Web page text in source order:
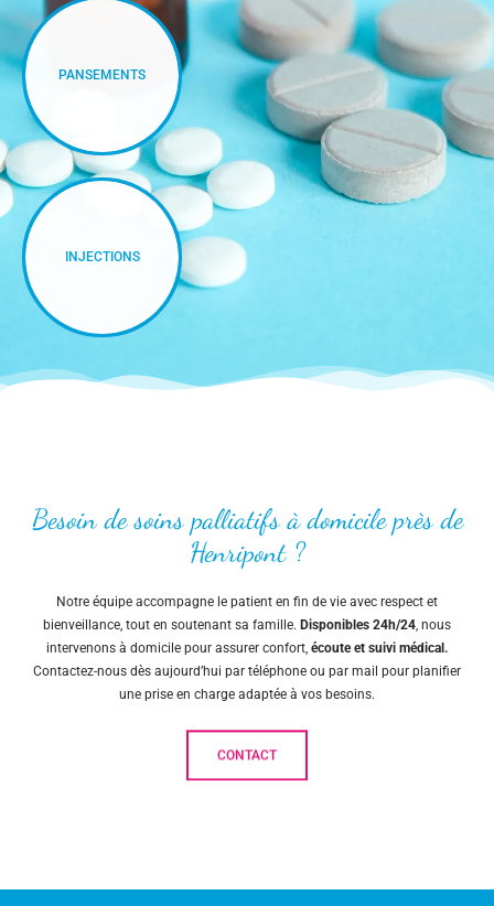
PANSEMENTS
INJECTIONS
Besoin de soins palliatifs à domicile près de
Henripont ?
Notre équipe accompagne le patient en fin de vie avec respect et
bienveillance, tout en soutenant sa famille. Disponibles 24h/24, nous
intervenons à domicile pour assurer confort, écoute et suivi médical.
Contactez-nous dès aujourd’hui par téléphone ou par mail pour planifier
une prise en charge adaptée à vos besoins.
CONTACT